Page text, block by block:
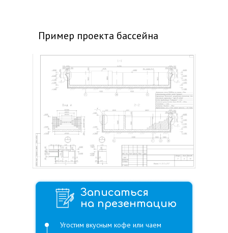
Записаться
на презентацию
Угостим вкусным кофе или чаем
Пример проекта бассейна